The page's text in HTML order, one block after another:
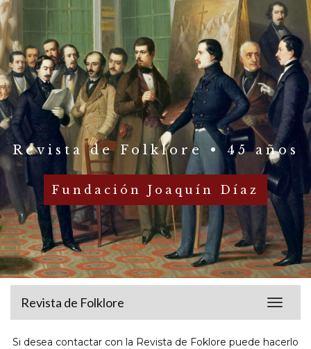
Revista de Folklore • 45 años
Fundación Joaquín Díaz
Toggle
Revista de Folklore
Si desea contactar con la Revista de Foklore puede hacerlo